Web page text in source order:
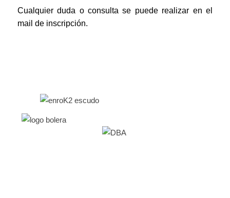
Cualquier duda o consulta se puede realizar en el
mail de inscripción.